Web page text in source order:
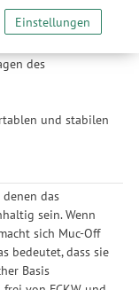
Funktionalitäten
verbessern. Dabei
Werbepartner
zum
und der
Werbung.
den Drittanbietern
Diese
Website nicht
Sie können Ihre
für bestimmte
widerrufen.
Einstellungen
des
und stabilen
das
sein. Wenn
sich Muc-Off
bedeutet, dass sie
Basis